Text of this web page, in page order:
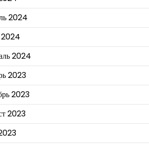
2024
2024
2023
2023
2023